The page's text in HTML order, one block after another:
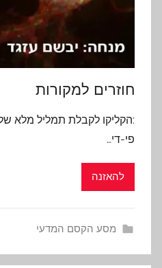
חוזרים למקורות
:הקליקו לקבלת תמליל מלא
פי-די…
להאזנה
מסע הקסם המדעי